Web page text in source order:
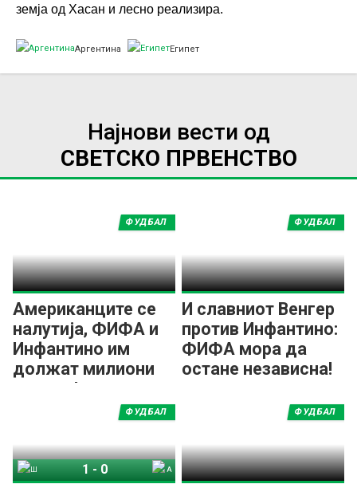
земја од Хасан и лесно реализира.
Аргентина Египет
Најнови вести од
СВЕТСКО ПРВЕНСТВО
Американците се
налутија, ФИФА и
Инфантино им
должат милиони
долари!
ФУДБАЛ
И славниот Венгер
против Инфантино:
ФИФА мора да
остане независна!
ФУДБАЛ
ФУДБАЛ
1-0
ФУДБАЛ